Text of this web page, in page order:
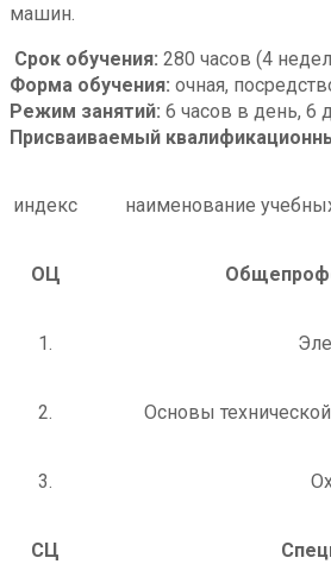
машин.
Срок обучения: 280 часов (4
Форма обучения: очная,
Режим занятий: 6 часов в день, 6
Присваиваемый
индекс наименование
ОЦ
1.
2. Основы
3.
СЦ